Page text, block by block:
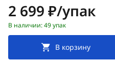
Цена:
2 699 ₽/упак
В наличии: 49 упак
В корзину